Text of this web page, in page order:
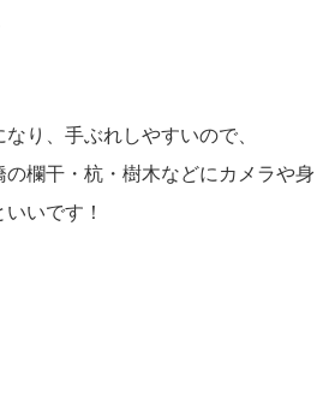
り、手ぶれしやすいので、
欄干・杭・樹木などにカメラや身
いです！